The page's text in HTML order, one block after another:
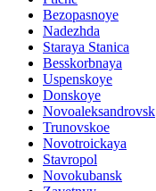
Bezopasnoye
Nadezhda
Staraya Stanica
Besskorbnaya
Uspenskoye
Donskoye
Novoaleksandrovsk
Trunovskoe
Novotroickaya
Stavropol
Novokubansk